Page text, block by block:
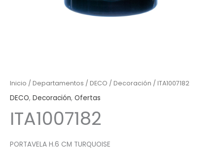
Inicio / Departamentos / DECO / Decoración / ITA1007182
DECO, Decoración, Ofertas
ITA1007182
PORTAVELA H.6 CM TURQUOISE